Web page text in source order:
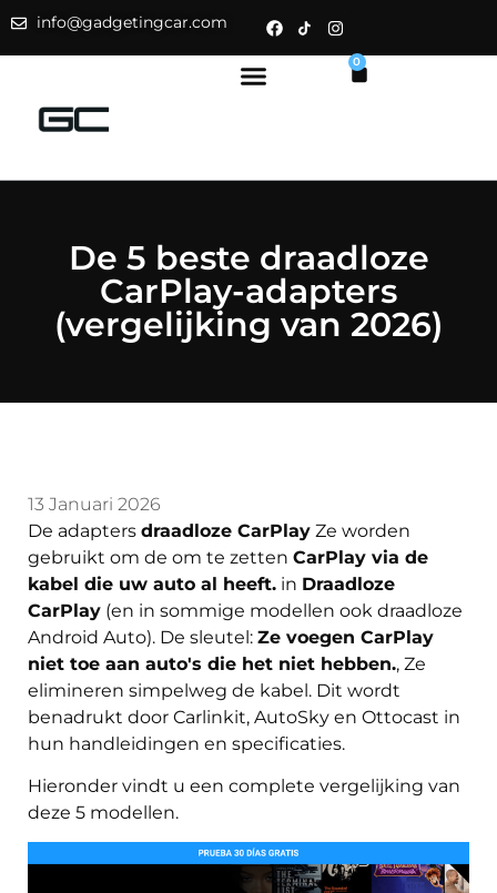
info@gadgetingcar.com
0
De 5 beste draadloze
CarPlay-adapters
(vergelijking van 2026)
13 Januari 2026
De adapters draadloze CarPlay Ze worden
gebruikt om de om te zetten CarPlay via de
kabel die uw auto al heeft. in Draadloze
CarPlay (en in sommige modellen ook draadloze
Android Auto). De sleutel: Ze voegen CarPlay
niet toe aan auto's die het niet hebben., Ze
elimineren simpelweg de kabel. Dit wordt
benadrukt door Carlinkit, AutoSky en Ottocast in
hun handleidingen en specificaties.
Hieronder vindt u een complete vergelijking van
deze 5 modellen.